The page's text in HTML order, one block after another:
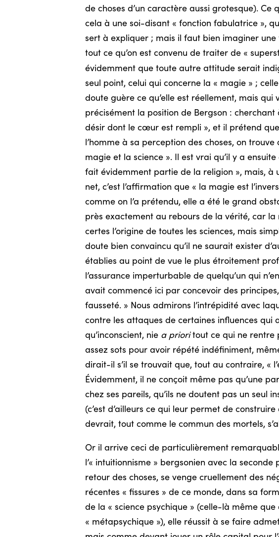
de choses d’un caractère aussi grotesque).
cela à une soi-disant « fonction fabulatrice »,
sert à expliquer ; mais il faut bien imaginer
tout ce qu’on est convenu de traiter de «
évidemment que toute autre attitude serait
seul point, celui qui concerne la « magie » ;
doute guère ce qu’elle est réellement, mais qui
précisément la position de Bergson : cherchant
désir dont le cœur est rempli », et il prétend
l’homme à sa perception des choses, on
magie et la science ». Il est vrai qu’il y a
fait évidemment partie de la religion », mais, à
net, c’est l’affirmation que « la magie est
comme on l’a prétendu, elle a été le grand
près exactement au rebours de la vérité, car
certes l’origine de toutes les sciences, mais
doute bien convaincu qu’il ne saurait exister
établies au point de vue le plus étroitement
l’assurance imperturbable de quelqu’un qui
avait commencé ici par concevoir des
fausseté. » Nous admirons l’intrépidité avec
contre les attaques de certaines influences qui
qu’inconscient, nie a prioritout ce qui ne rentre
assez sots pour avoir répété indéfiniment,
dirait-il s’il se trouvait que, tout au contraire, «
Évidemment, il ne conçoit même pas qu’une
chez ses pareils, qu’ils ne doutent pas un seul
(c’est d’ailleurs ce qui leur permet de
devrait, tout comme le commun des mortels,
Or il arrive ceci de particulièrement
l’« intuitionnisme » bergsonien avec la
retour des choses, se venge cruellement des
récentes « fissures » de ce monde, dans sa
de la « science psychique » (celle-là même
« métapsychique »), elle réussit à se faire